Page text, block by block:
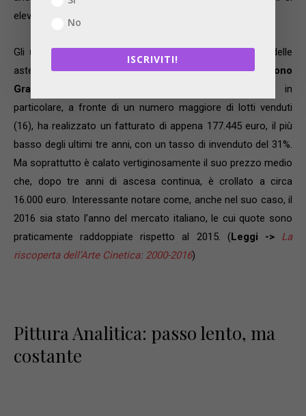
elevato sopra 35%, ma la tendenza sembra in calo.
Gli unici artisti cinetici italianipresenti nei cataloghi delle
aste 2016 ad aver fatto registrare untrend negativo sono
Grazia Varisco e Gianni Colombo
. Quest’ultimo in
particolare, a fronte di un numero maggiore di lotti venduti
(16), ha realizzato un fatturato di appena 177.445 euro, il più
basso degli ultimi tre anni, con un tasso di invenduto del 31%.
Ma soprattutto è calato vertiginosamente il suo prezzo medio
che, dopo tre anni di ascesa continua, è crollato a circa
16.000 euro. Interessante notare come, anche nel suo caso, il
2016 sia stato l’anno del mercato italiano, le cui quote sono
praticamente raddoppiate rispetto al 2015. (Leggi ->
La
riscoperta dell’Arte Cinetica: 2000-2016)
Pittura Analitica: passo lento, ma
costante
No
ISCRIVITI!